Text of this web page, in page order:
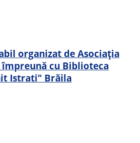
organizat de Asociația
cu Biblioteca
Istrati" Brăila